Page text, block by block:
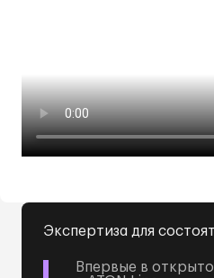
Экспертиза для
Впервые в